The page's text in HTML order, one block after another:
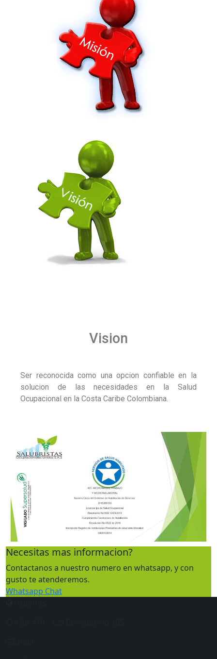
Vision
Ser reconocida como una opcion confiable en la
solucion de las necesidades en la Salud
Ocupacional en la Costa Caribe Colombiana.
Necesitas mas informacion?
Contactanos a nuestro numero en whatsapp, y con
gusto te atenderemos.
Whatsapp Chat